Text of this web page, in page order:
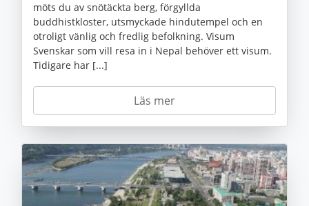
möts du av snötäckta berg, förgyllda
buddhistkloster, utsmyckade hindutempel och en
otroligt vänlig och fredlig befolkning. Visum
Svenskar som vill resa in i Nepal behöver ett visum.
Tidigare har [...]
Läs mer